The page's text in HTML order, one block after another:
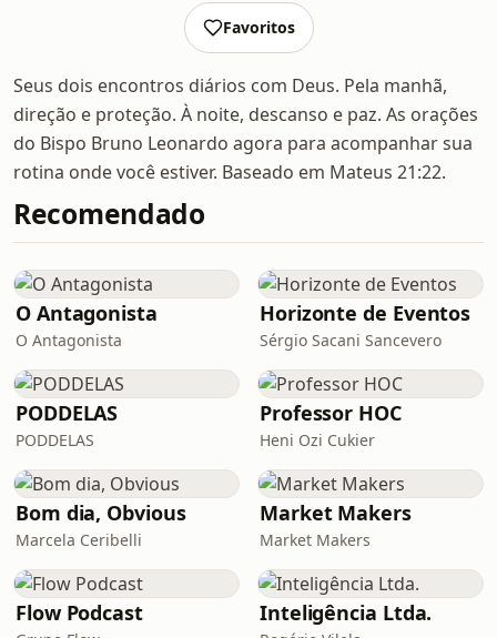
Favoritos
Seus dois encontros diários com Deus. Pela manhã,
direção e proteção. À noite, descanso e paz. As orações
do Bispo Bruno Leonardo agora para acompanhar sua
rotina onde você estiver. Baseado em Mateus 21:22.
Recomendado
O Antagonista
O Antagonista
Horizonte de Eventos
Sérgio Sacani Sancevero
PODDELAS
PODDELAS
Professor HOC
Heni Ozi Cukier
Bom dia, Obvious
Marcela Ceribelli
Market Makers
Market Makers
Flow Podcast Inteligência Ltda.